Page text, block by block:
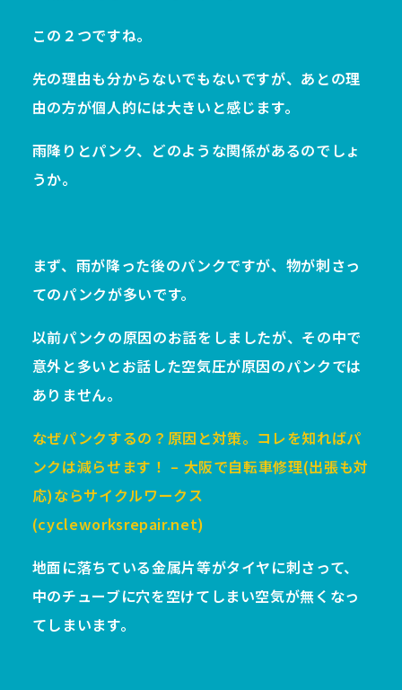
この２つですね。
先の理由も分からないでもないですが、あとの理
由の方が個人的には大きいと感じます。
雨降りとパンク、どのような関係があるのでしょ
うか。
まず、雨が降った後のパンクですが、物が刺さっ
てのパンクが多いです。
以前パンクの原因のお話をしましたが、その中で
意外と多いとお話した空気圧が原因のパンクでは
ありません。
なぜパンクするの？原因と対策。コレを知ればパ
ンクは減らせます！ – 大阪で自転車修理(出張も対
応)ならサイクルワークス
(cycleworksrepair.net)
地面に落ちている金属片等がタイヤに刺さって、
中のチューブに穴を空けてしまい空気が無くなっ
てしまいます。